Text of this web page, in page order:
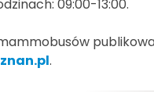
09:00-13:00.
.